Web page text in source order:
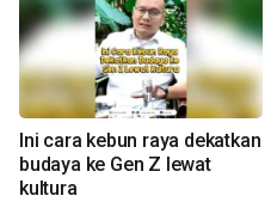
Ini cara kebun raya dekatkan
budaya ke Gen Z lewat
kultura